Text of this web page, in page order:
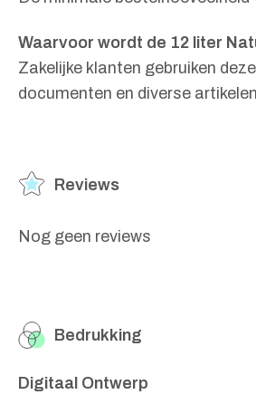
Waarvoor wordt de 12 liter
Zakelijke klanten gebruiken
documenten en diverse
Reviews
Nog geen reviews
Bedrukking
Digitaal Ontwerp